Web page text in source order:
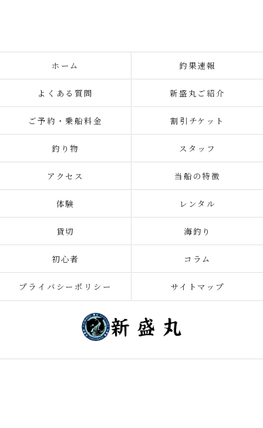
ホーム 釣果速報
よくある質問 新盛丸ご紹介
ご予約・乗船料金 割引チケット
釣り物 スタッフ
アクセス 当船の特徴
体験 レンタル
貸切 海釣り
初心者 コラム
プライバシーポリシー サイトマップ